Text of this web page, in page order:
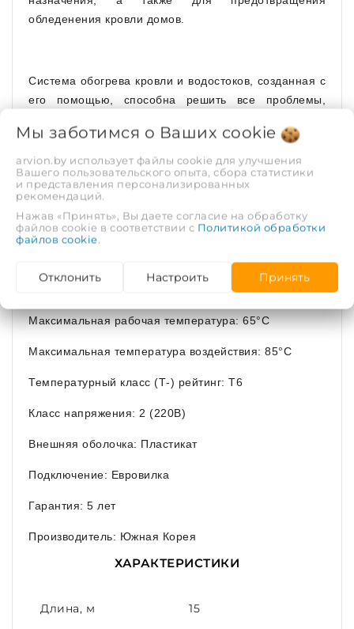
обледенения кровли домов.
Система обогрева кровли и водостоков, созданная с
его помощью, способна решить все проблемы,
Характеристики от производителя
Медный провод: 18 скрученных токоведущих жил
Экранированный (луженая медная оплетка-
заземление):
Номинальная мощность на выходе:
16 Вт/пог.м при
Максимальная рабочая температура: 65°C
Максимальная температура воздействия: 85°C
Температурный класс (Т-) рейтинг: T6
Класс напряжения: 2 (220В)
Внешняя оболочка: Пластикат
Подключение: Евровилка
Гарантия: 5 лет
Производитель: Южная Корея
ХАРАКТЕРИСТИКИ
Длина, м 15
Мы заботимся о Ваших cookie
arvion.by использует файлы cookie для улучшения
Вашего пользовательского опыта, сбора статистики
и представления персонализированных
рекомендаций.
Нажав «Принять», Вы даете согласие на обработку
файлов cookie в соответствии с Политикой обработки
файлов cookie
Отклонить Настроить Принять